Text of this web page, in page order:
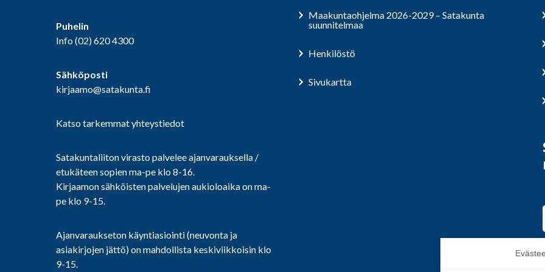
Puhelin
Info(02) 620 4300
Sähköposti
kirjaamo@satakunta.fi
Katso tarkemmat yhteystiedot
Satakuntaliiton virasto palvelee ajanvarauksella /
etukäteen sopien ma-pe klo 8-16.
Kirjaamon sähköisten palvelujen aukioloaika on ma-
pe klo 9-15.
Ajanvaraukseton käyntiasiointi (neuvonta ja
asiakirjojen jättö) on mahdollista keskiviikkoisin klo
9-15.
Maakuntaohjelma 2026-2029 – Satakunta
suunnitelmaa
Henkilöstö
Sivukartta